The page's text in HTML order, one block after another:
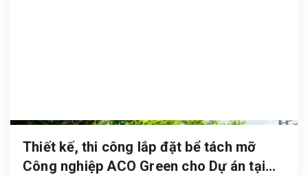
Thiết kế, thi công lắp đặt bể tách mỡ
Công nghiệp ACO Green cho Dự án tại